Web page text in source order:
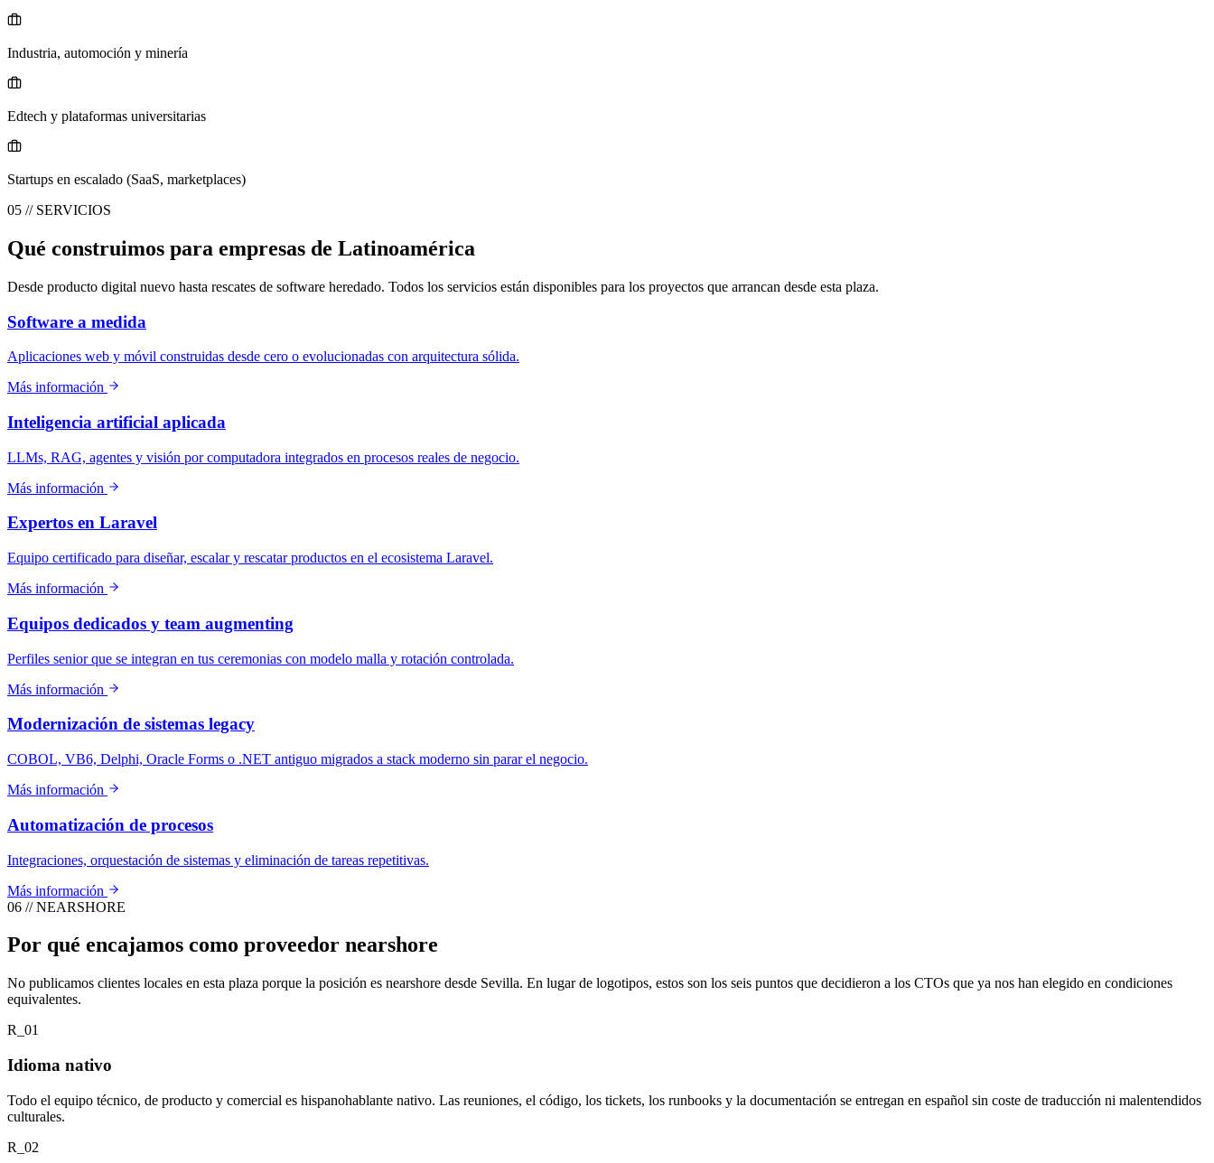
Industria, automoción y minería
Edtech y plataformas universitarias
Startups en escalado (SaaS, marketplaces)
05 // SERVICIOS
Qué construimos para empresas de Latinoamérica
Desde producto digital nuevo hasta rescates de software heredado. Todos los servicios están disponibles para los proyectos que arrancan desde esta plaza.
Software a medida
Aplicaciones web y móvil construidas desde cero o evolucionadas con arquitectura sólida.
Más información
Inteligencia artificial aplicada
LLMs, RAG, agentes y visión por computadora integrados en procesos reales de negocio.
Más información
Expertos en Laravel
Equipo certificado para diseñar, escalar y rescatar productos en el ecosistema Laravel.
Más información
Equipos dedicados y team augmenting
Perfiles senior que se integran en tus ceremonias con modelo malla y rotación controlada.
Más información
Modernización de sistemas legacy
COBOL, VB6, Delphi, Oracle Forms o .NET antiguo migrados a stack moderno sin parar el negocio.
Más información
Automatización de procesos
Integraciones, orquestación de sistemas y eliminación de tareas repetitivas.
Más información
06 // NEARSHORE
Por qué encajamos como proveedor nearshore
No publicamos clientes locales en esta plaza porque la posición es nearshore desde Sevilla. En lugar de logotipos, estos son los seis puntos que decidieron a los CTOs que ya nos han elegido en condiciones
equivalentes.
R_01
Idioma nativo
Todo el equipo técnico, de producto y comercial es hispanohablante nativo. Las reuniones, el código, los tickets, los runbooks y la documentación se entregan en español sin coste de traducción ni malentendidos
culturales.
R_02